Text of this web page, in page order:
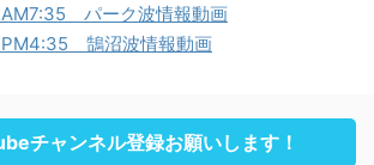
パーク波情報動画
鵠沼波情報動画
チャンネル登録お願いします！